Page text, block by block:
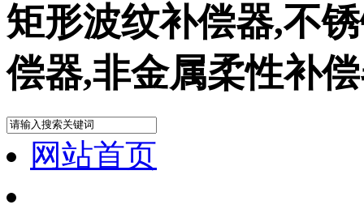
矩形波纹补偿器,不
偿器,非金属柔性补
网站首页